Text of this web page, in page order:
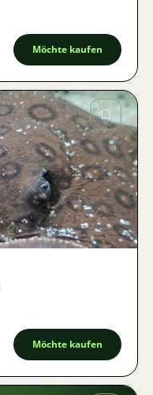
Möchte kaufen
Möchte kaufen